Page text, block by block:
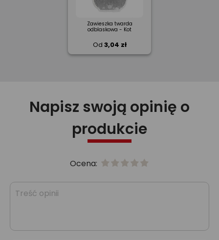
Zawieszka twarda
odblaskowa - Kot
Od 3,04 zł
Napisz swoją opinię o
produkcie
Ocena: